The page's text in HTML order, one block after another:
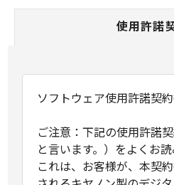
使用許諾
ソフトウェア使用許諾契
ご注意：下記の使用許諾
と言います。）をよくお読
これは、お客様が、本契